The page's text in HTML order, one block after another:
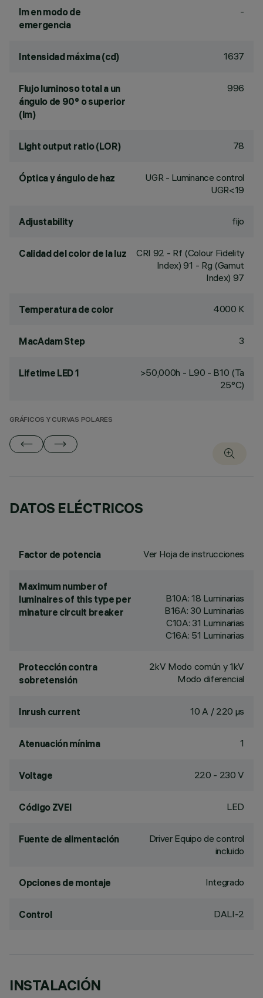
lm en modo de
emergencia
-
Intensidad máxima (cd) 1637
Flujo luminoso total a un
ángulo de 90° o superior
(lm)
996
Light output ratio (LOR) 78
Óptica y ángulo de haz
UGR - Luminance control
UGR<19
Adjustability fijo
Calidad del color de la luz CRI 92 - Rf (Colour Fidelity
Index) 91 - Rg (Gamut
Index) 97
Temperatura de color 4000 K
MacAdam Step 3
Lifetime LED 1
>50,000h - L90 - B10 (Ta
25°C)
GRÁFICOS Y CURVAS POLARES
DATOS ELÉCTRICOS
Factor de potencia Ver Hoja de instrucciones
Maximum number of
luminaires of this type per
minature circuit breaker
B10A: 18 Luminarias
B16A: 30 Luminarias
C10A: 31 Luminarias
C16A: 51 Luminarias
Protección contra
sobretensión
2kV Modo común y 1kV
Modo diferencial
Inrush current 10 A / 220 µs
Atenuación mínima 1
Voltage 220 - 230 V
Código ZVEI LED
Fuente de alimentación
Driver Equipo de control
incluido
Opciones de montaje Integrado
Control DALI-2
INSTALACIÓN